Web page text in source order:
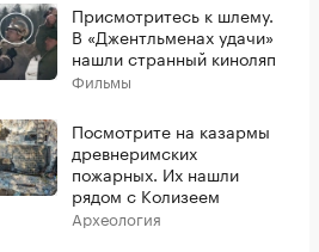
Присмотритесь к шлему.
В «Джентльменах удачи»
нашли странный киноляп
Фильмы
Посмотрите на казармы
древнеримских
пожарных. Их нашли
рядом с Колизеем
Археология